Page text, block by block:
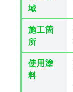
域
施工箇
所
使用塗
料